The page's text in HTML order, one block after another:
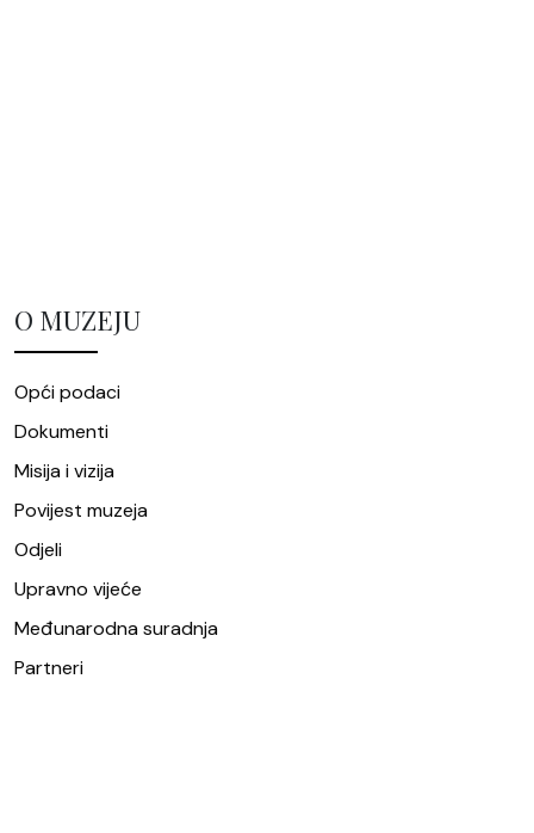
O MUZEJU
Opći podaci
Dokumenti
Misija i vizija
Povijest muzeja
Odjeli
Upravno vijeće
Međunarodna suradnja
Partneri